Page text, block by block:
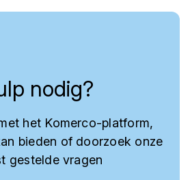
nodig?
het Komerco-platform,
bieden of doorzoek onze
gestelde vragen